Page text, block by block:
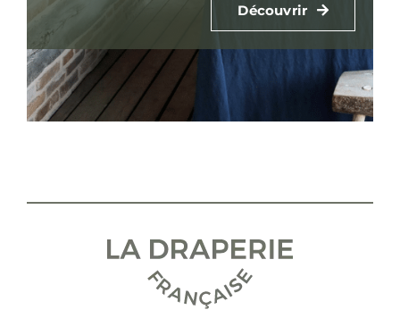
Découvrir